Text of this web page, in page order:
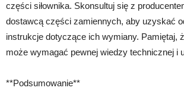
części siłownika. Skonsultuj się z
dostawcą części zamiennych, aby uzyskać
instrukcje dotyczące ich wymiany. Pamiętaj,
może wymagać pewnej wiedzy technicznej i
**Podsumowanie**